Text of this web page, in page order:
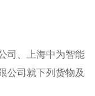
司、上海中为智能
公司就下列货物及